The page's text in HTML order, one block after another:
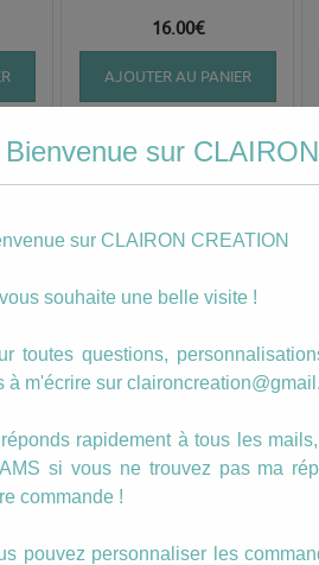
16.00€
AJOUTER AU PANIER
Boucles Paula (1)
AJOUTER AU PANIER
Bienvenue sur
sur CLAIRON CREATION
souhaite une belle visite !
toutes questions,
à m'écrire sur
rapidement à tous les
si vous ne trouvez pas ma
commande !
pouvez personnaliser les